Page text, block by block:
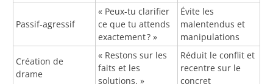
Passif-agressif
« Peux-tu clarifier
ce que tu attends
exactement ? »
Évite les
malentendus et
manipulations
Création de
drame
« Restons sur les
faits et les
solutions. »
Réduit le conflit et
recentre sur le
concret